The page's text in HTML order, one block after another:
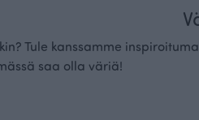
Tule kanssamme
saa olla väriä!